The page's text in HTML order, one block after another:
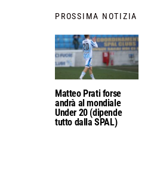
PROSSIMA NOTIZIA
Matteo Prati forse
andrà al mondiale
Under 20 (dipende
tutto dalla SPAL)